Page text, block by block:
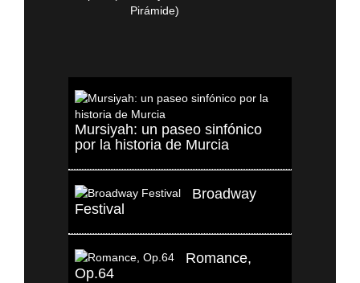
Mursiyah: un paseo sinfónico
por la historia de Murcia
Broadway
Festival
Romance,
Op.64